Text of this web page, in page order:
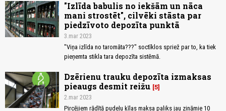
"Izlīda babulis no iekšām un nāca
mani strostēt", cilvēki stāsta par
piedzīvoto depozīta punktā
3.mar 2023
"Viņa izlīda no taromāta???" soctīklos spriež par to, ka tiek
pieņemta stikla tara depozīta sistēmā.
Dzērienu trauku depozīta izmaksas
pieaugs desmit reižu 5
2.mar 2023
Pircējiem rādītā pudeļu ķīlas maksa paliks jau zināmie 10